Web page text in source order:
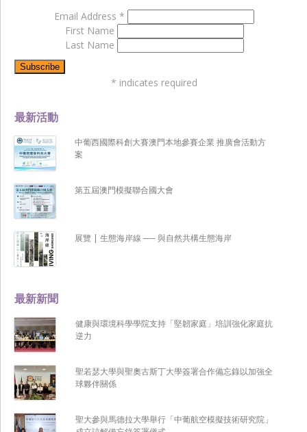
最新新聞
健康與環境科學學院支持「堅韌家庭」培訓強化家庭抗
逆力
聖若瑟大學與聖奧古斯丁大學簽署合作備忘錄以加強全
球夥伴關係
聖大參與馬德拉大學舉行「中葡航空模擬技術研究院」
最新活動
中葡西國際科創大賽澳門本地參賽企業 推廣會活動方
案
第五屆澳門模擬聯合國大會
展覽 | 生態海岸線 ── 與自然共構生態海岸
Email Address *
First Name
Last Name
* indicates required